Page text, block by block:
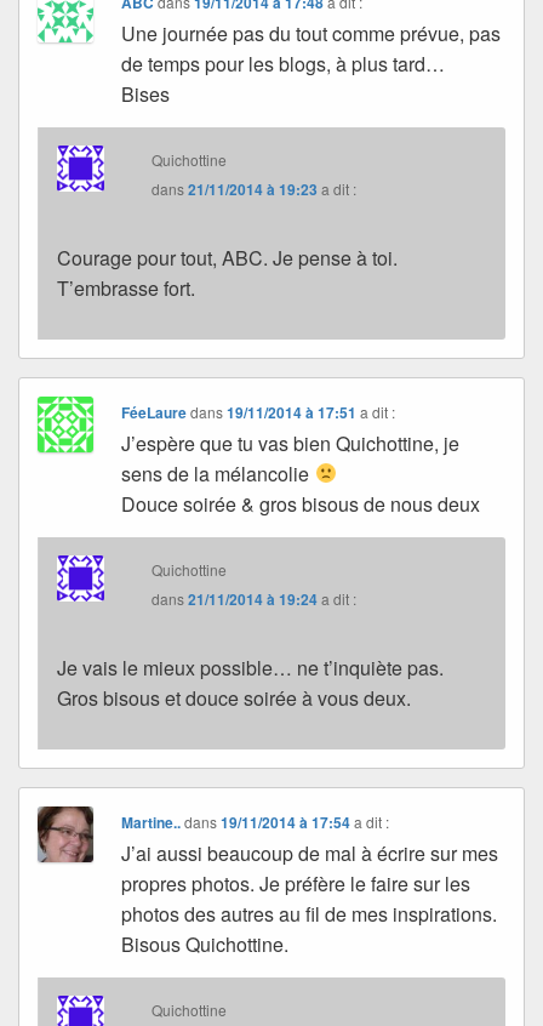
Une journée pas du tout comme prévue, pas
de temps pour les blogs, à plus tard…
Bises
Quichottine
dans21/11/2014 à 19:23 a dit :
Courage pour tout, ABC. Je pense à toi.
T’embrasse fort.
FéeLauredans19/11/2014 à 17:51 a dit :
J’espère que tu vas bien Quichottine, je
sens de la mélancolie
Douce soirée & gros bisous de nous deux
Quichottine
dans21/11/2014 à 19:24a dit :
Je vais le mieux possible… ne t’inquiète pas.
Gros bisous et douce soirée à vous deux.
Martine..dans19/11/2014 à 17:54 a dit :
J’ai aussi beaucoup de mal à écrire sur mes
propres photos. Je préfère le faire sur les
photos des autres au fil de mes inspirations.
Bisous Quichottine.
Quichottine